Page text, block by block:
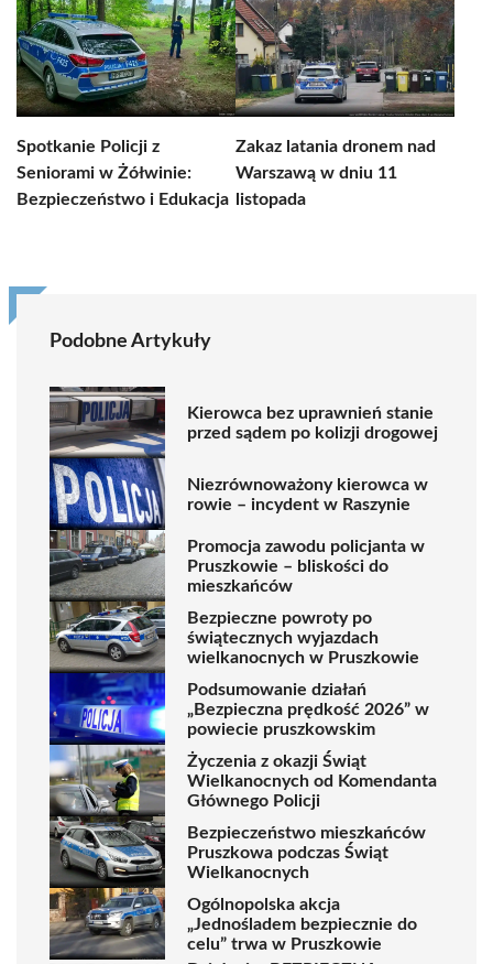
Spotkanie Policji z
Seniorami w Żółwinie:
Bezpieczeństwo i Edukacja
Zakaz latania dronem nad
Warszawą w dniu 11
listopada
Podobne Artykuły
Kierowca bez uprawnień stanie
przed sądem po kolizji drogowej
Niezrównoważony kierowca w
rowie – incydent w Raszynie
Promocja zawodu policjanta w
Pruszkowie – bliskości do
mieszkańców
Bezpieczne powroty po
świątecznych wyjazdach
wielkanocnych w Pruszkowie
Podsumowanie działań
„Bezpieczna prędkość 2026” w
powiecie pruszkowskim
Życzenia z okazji Świąt
Wielkanocnych od Komendanta
Głównego Policji
Bezpieczeństwo mieszkańców
Pruszkowa podczas Świąt
Wielkanocnych
Ogólnopolska akcja
„Jednośladem bezpiecznie do
celu” trwa w Pruszkowie